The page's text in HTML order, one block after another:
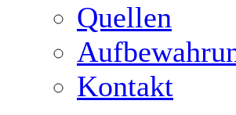
Quellen
Kontakt